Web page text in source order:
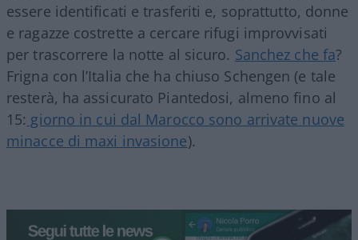
essere identificati e trasferiti e, soprattutto, donne
e ragazze costrette a cercare rifugi improvvisati
per trascorrere la notte al sicuro. Sanchez che fa?
Frigna con l’Italia che ha chiuso Schengen (e tale
resterà, ha assicurato Piantedosi, almeno fino al
15: giorno in cui dal Marocco sono arrivate nuove
minacce di maxi invasione).